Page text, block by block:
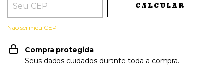
CALCULAR
Não sei meu CEP
Compra protegida
Seus dados cuidados durante toda a compra.